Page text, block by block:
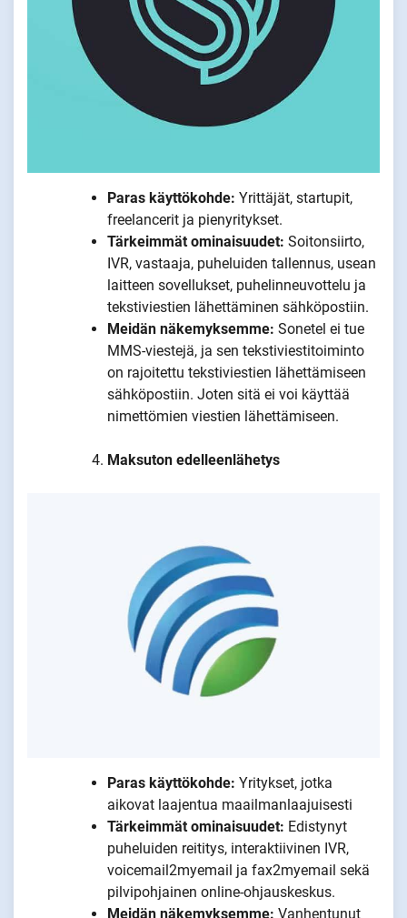
Paras käyttökohde: Yrittäjät, startupit,
freelancerit ja pienyritykset.
Tärkeimmät ominaisuudet: Soitonsiirto,
IVR, vastaaja, puheluiden tallennus, usean
laitteen sovellukset, puhelinneuvottelu ja
tekstiviestien lähettäminen sähköpostiin.
Meidän näkemyksemme: Sonetel ei tue
MMS-viestejä, ja sen tekstiviestitoiminto
on rajoitettu tekstiviestien lähettämiseen
sähköpostiin. Joten sitä ei voi käyttää
nimettömien viestien lähettämiseen.
Maksuton edelleenlähetys
Paras käyttökohde: Yritykset, jotka
aikovat laajentua maailmanlaajuisesti
Tärkeimmät ominaisuudet: Edistynyt
puheluiden reititys, interaktiivinen IVR,
voicemail2myemail ja fax2myemail sekä
pilvipohjainen online-ohjauskeskus.
Meidän näkemyksemme: Vanhentunut